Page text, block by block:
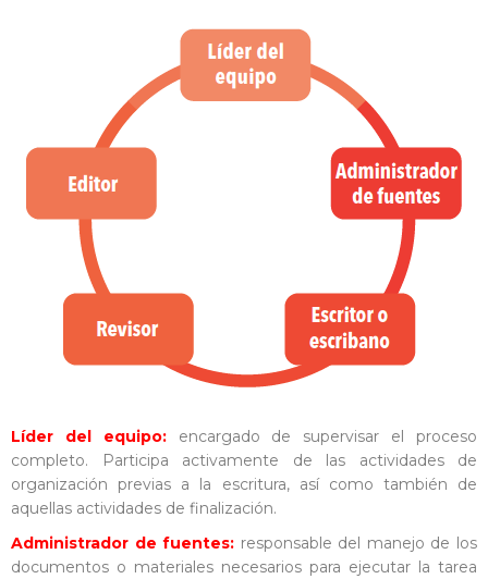
Líder del equipo:
encargado de supervisar el proceso
completo. Participa activamente de las actividades de
organización previas a la escritura, así como también de
aquellas actividades de finalización.
Administrador de fuentes: responsable del manejo de los
documentos o materiales necesarios para ejecutar la tarea